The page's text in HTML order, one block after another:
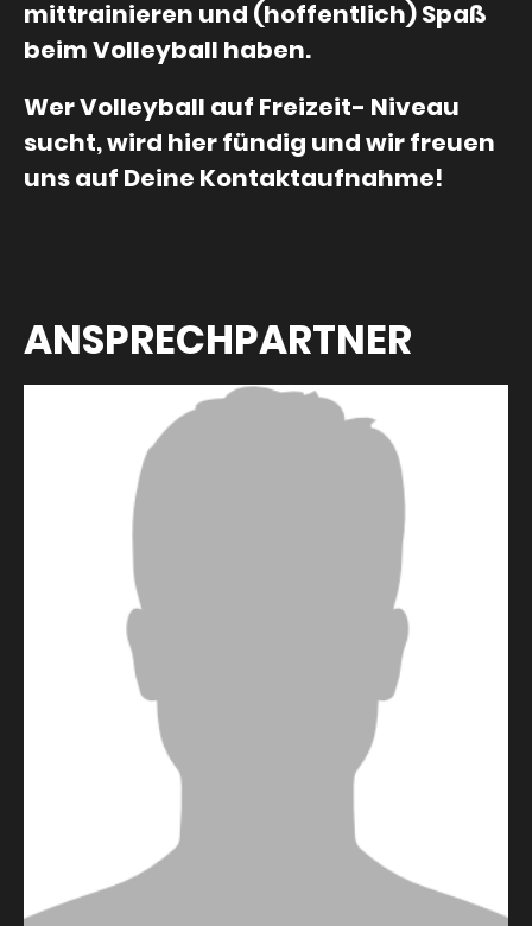
mittrainieren und (hoffentlich) Spaß
beim Volleyball haben.
Wer Volleyball auf Freizeit- Niveau
sucht, wird hier fündig und wir freuen
uns auf Deine Kontaktaufnahme!
ANSPRECHPARTNER